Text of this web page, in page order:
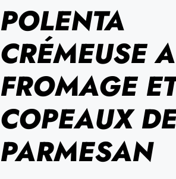
POLENTA
CRÉMEUSE
FROMAGE
COPEAUX
PARMESAN